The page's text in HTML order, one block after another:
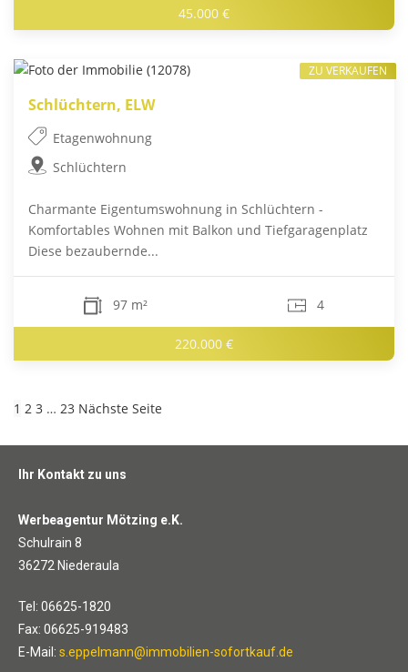
45.000 €
Schlüchtern, ELW
Etagenwohnung
Schlüchtern
Charmante Eigentumswohnung in Schlüchtern -
Komfortables Wohnen mit Balkon und Tiefgaragenplatz
Diese bezaubernde...
97 m² 4
220.000 €
ZU VERKAUFEN
1 2 3 … 23 Nächste Seite
Ihr Kontakt zu uns
Werbeagentur Mötzing e.K.
Schulrain 8
36272 Niederaula
Tel: 06625-1820
Fax: 06625-919483
E-Mail: s.eppelmann@immobilien-sofortkauf.de